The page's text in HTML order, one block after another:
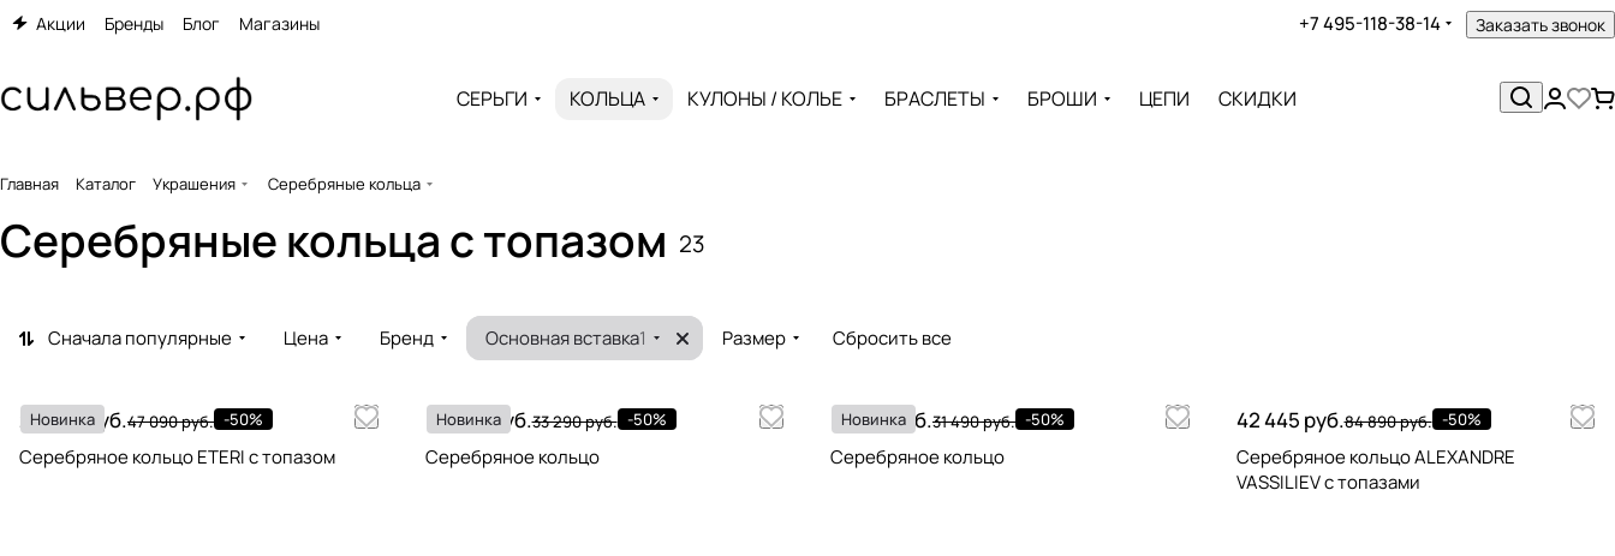
Акции Бренды Блог Магазины +7 495-118-38-14 Заказать звонок
СЕРЬГИ КОЛЬЦА КУЛОНЫ / КОЛЬЕ БРАСЛЕТЫ БРОШИ ЦЕПИ СКИДКИ
Главная Каталог Украшения Серебряные кольца
Серебряные кольца c топазом 23
Сначала популярные Цена Бренд Основная вставка1 Размер Сбросить все
Новинка
23 545 руб.47 090 руб. -50%
Серебряное кольцо ETERI с топазом
Новинка
16 645 руб.33 290 руб. -50%
Серебряное кольцо
Новинка
15 745 руб.31 490 руб. -50%
Серебряное кольцо
42 445 руб.84 890 руб. -50%
Серебряное кольцо ALEXANDRE
VASSILIEV с топазами